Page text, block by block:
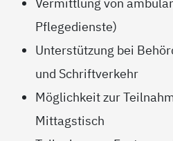
Pflegedienste)
Unterstützung bei
und Schriftverkehr
Möglichkeit zur
Mittagstisch